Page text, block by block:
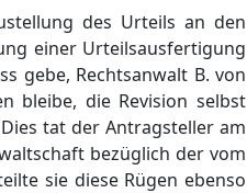
des Urteils an den
einer Urteilsausfertigung
gebe, Rechtsanwalt B. von
bleibe, die Revision selbst
tat der Antragsteller am
bezüglich der vom
sie diese Rügen ebenso